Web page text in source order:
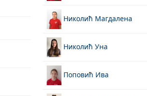
Николић Магдалена
Николић Уна
Поповић Ива